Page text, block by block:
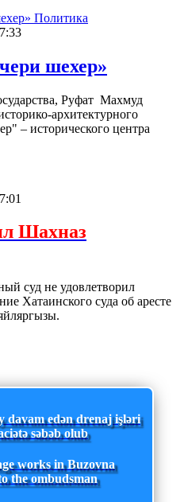
Политика
шехер»
Руфат Махмуд
архитектурного
– исторического центра
Шахназ
суд не удовлетворил
Хатаинского суда об аресте
davam edən drenaj işləri
səbəb olub
works in Buzovna
the ombudsman